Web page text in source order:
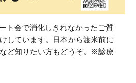
ト会で消化しきれなかったご質
しています。日本から渡米前に
ど知りたい方もどうぞ。※診療